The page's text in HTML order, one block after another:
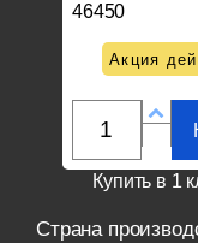
46450
Акция
Купить в 1
Страна